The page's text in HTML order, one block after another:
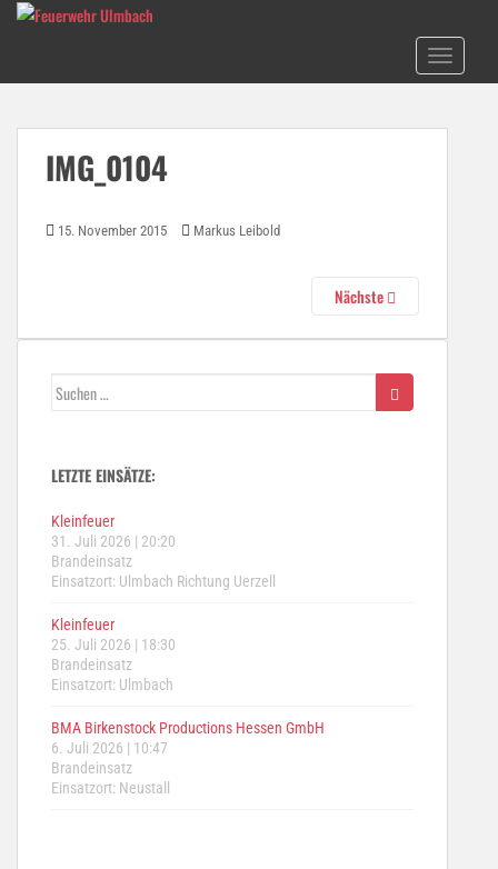
Skip to main content
TOGGLE
IMG_0104
15. November 2015 Markus Leibold
Nächste
Suchen
LETZTE EINSÄTZE:
Kleinfeuer
31. Juli 2026 | 20:20
Brandeinsatz
Einsatzort: Ulmbach Richtung Uerzell
Kleinfeuer
25. Juli 2026 | 18:30
Brandeinsatz
Einsatzort: Ulmbach
BMA Birkenstock Productions Hessen GmbH
6. Juli 2026 | 10:47
Brandeinsatz
Einsatzort: Neustall